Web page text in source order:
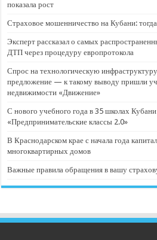
показала рост
Страховое мошенничество на Кубани:
Эксперт рассказал о самых
ДТП через процедуру европротокола
Спрос на технологическую
предложение — к такому выводу пришли
недвижимости «Движение»
С нового учебного года в 35 школах Кубани
«Предпринимательские классы 2.0»
В Краснодарском крае с начала года
многоквартирных домов
Важные правила обращения в вашу